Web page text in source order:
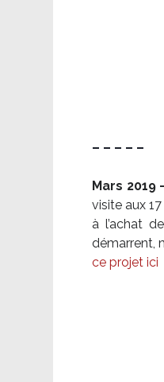
– – – – –
Mars 2019
visite aux
à l’achat
démarrent,
ce projet ici